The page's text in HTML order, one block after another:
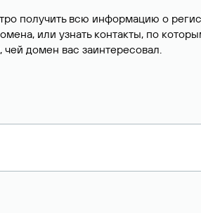
получить всю информацию о
или узнать контакты, по
домен вас заинтересовал.